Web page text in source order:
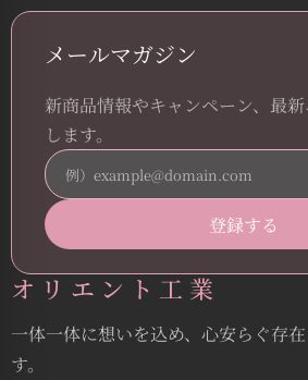
メールマガジン
新商品情報やキャンペーン、最
します。
オリエント工業
一体一体に想いを込め、心安らぐ存
す。